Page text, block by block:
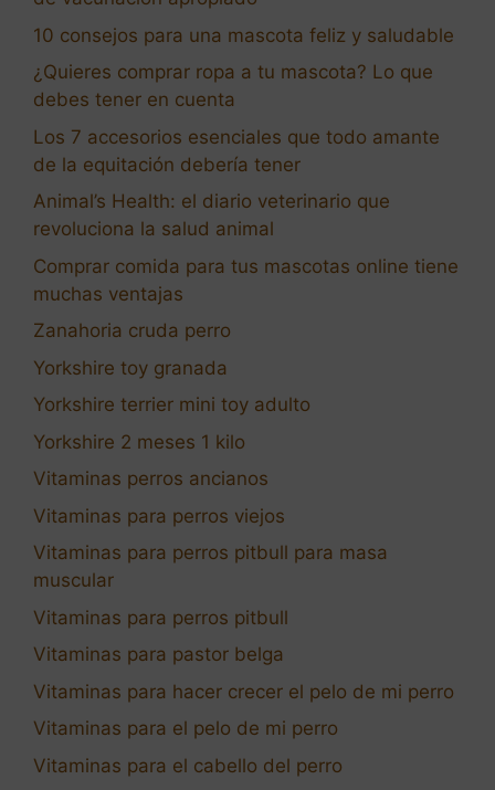
10 consejos para una mascota feliz y saludable
¿Quieres comprar ropa a tu mascota? Lo que
debes tener en cuenta
Los 7 accesorios esenciales que todo amante
de la equitación debería tener
Animal’s Health: el diario veterinario que
revoluciona la salud animal
Comprar comida para tus mascotas online tiene
muchas ventajas
Zanahoria cruda perro
Yorkshire toy granada
Yorkshire terrier mini toy adulto
Yorkshire 2 meses 1 kilo
Vitaminas perros ancianos
Vitaminas para perros viejos
Vitaminas para perros pitbull para masa
muscular
Vitaminas para perros pitbull
Vitaminas para pastor belga
Vitaminas para hacer crecer el pelo de mi perro
Vitaminas para el pelo de mi perro
Vitaminas para el cabello del perro